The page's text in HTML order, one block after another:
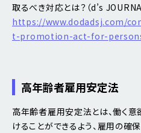
取るべき対応とは？（d’s
https://www.dodadsj.com/
t-promotion-act-for-
高年齢者雇用安定法
高年齢者雇用安定法とは、働く
けることができるよう、雇用の